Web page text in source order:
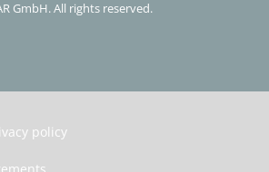
GmbH. All rights reserved.
policy